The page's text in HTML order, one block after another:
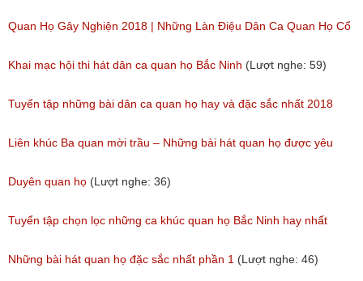
Quan Họ Gây Nghiện 2018 | Những Làn Điệu Dân Ca Quan Họ Cổ
Bắc Ninh Hay Ngây Ngất
(Lượt nghe: 84)
Khai mạc hội thi hát dân ca quan họ Bắc Ninh (Lượt nghe: 59)
Tuyển tập những bài dân ca quan họ hay và đặc sắc nhất 2018
(Lượt nghe: 59)
Liên khúc Ba quan mời trầu – Những bài hát quan họ được yêu
thích nhất hiện nay
(Lượt nghe: 173)
Duyên quan họ (Lượt nghe: 36)
Tuyển tập chọn lọc những ca khúc quan họ Bắc Ninh hay nhất
(Lượt nghe: 214)
Những bài hát quan họ đặc sắc nhất phần 1 (Lượt nghe: 46)